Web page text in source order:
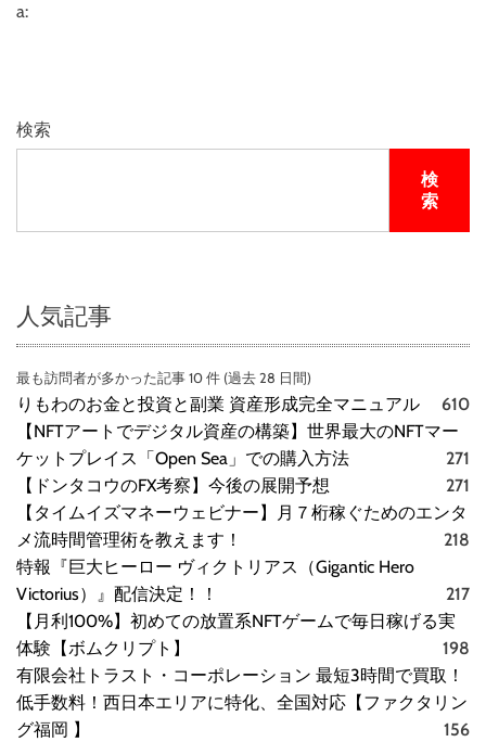
a:
検索
検
索
人気記事
最も訪問者が多かった記事 10 件 (過去 28 日間)
りもわのお金と投資と副業 資産形成完全マニュアル
610
【NFTアートでデジタル資産の構築】世界最大のNFTマー
ケットプレイス「Open Sea」での購入方法
271
【ドンタコウのFX考察】今後の展開予想
271
【タイムイズマネーウェビナー】月７桁稼ぐためのエンタ
メ流時間管理術を教えます！
218
特報『巨大ヒーロー ヴィクトリアス（Gigantic Hero
Victorius）』配信決定！！
217
【月利100%】初めての放置系NFTゲームで毎日稼げる実
体験【ボムクリプト】
198
有限会社トラスト・コーポレーション 最短3時間で買取！
低手数料！西日本エリアに特化、全国対応【ファクタリン
グ福岡 】
156